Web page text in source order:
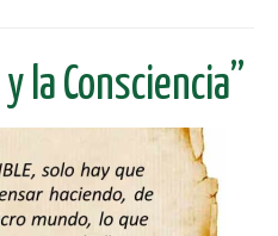
y la Consciencia”